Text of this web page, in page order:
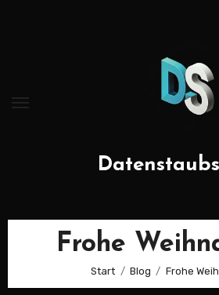
Frohe
Start Blog Frohe